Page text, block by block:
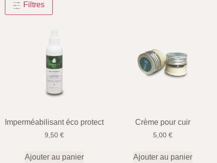
Filtres
Imperméabilisant éco protect
9,50 €
Ajouter au panier
Crème pour cuir
5,00 €
Ajouter au panier